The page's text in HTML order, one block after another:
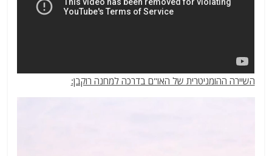
השיירה ההומניטרית של האו"ם בדרכה למחנה רוקבן: